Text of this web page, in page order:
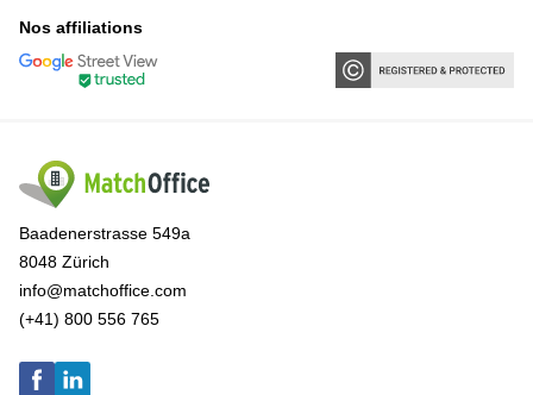
Nos affiliations
Baadenerstrasse 549a
8048 Zürich
info@matchoffice.com
(+41) 800 556 765